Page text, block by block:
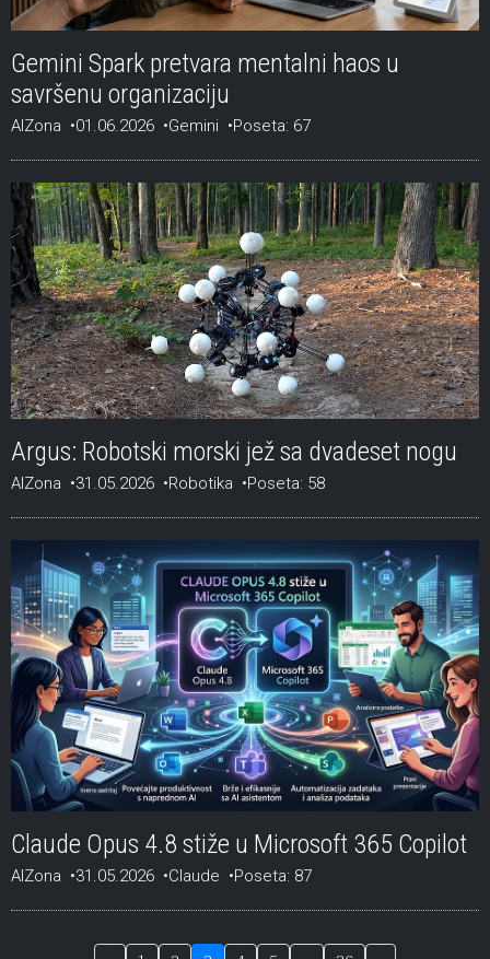
Gemini Spark pretvara mentalni haos u
savršenu organizaciju
AIZona 01.06.2026 Gemini Poseta: 67
Argus: Robotski morski jež sa dvadeset nogu
AIZona 31.05.2026 Robotika Poseta: 58
Claude Opus 4.8 stiže u Microsoft 365 Copilot
AIZona 31.05.2026 Claude Poseta: 87